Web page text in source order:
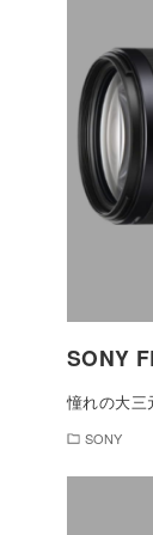
SONY
憧れの大
SONY